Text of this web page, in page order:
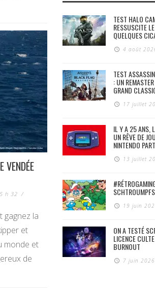
VENDÉE
h 32 /
gagnez la
et
monde et
de
TEST HALO
RESSUSCITE
QUELQUES
4 août
TEST
: UN
GRAND
17 juillet
IL Y A 25 ANS,
UN RÊVE DE
NINTENDO
13 juillet
19 juin
ON A TESTÉ
LICENCE
BURNOUT
7 juin